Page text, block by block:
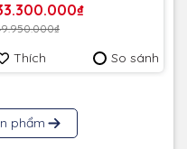
8T00-A25 -
Hành 3 năm
Thích So sánh
phẩm